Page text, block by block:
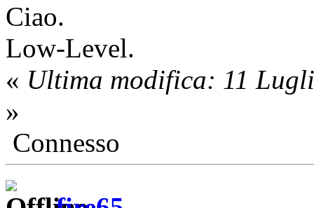
Ciao.
Low-Level.
« Ultima modifica: 11
»
Connesso